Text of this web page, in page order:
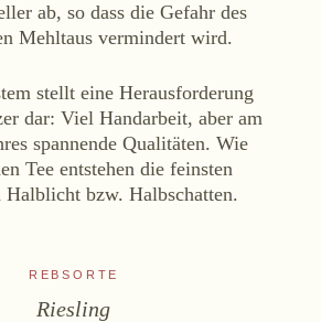
ab, so dass die Gefahr des
Mehltaus vermindert wird.
stellt eine Herausforderung
dar: Viel Handarbeit, aber am
spannende Qualitäten. Wie
Tee entstehen die feinsten
bzw. Halbschatten.
REBSORTE
Riesling